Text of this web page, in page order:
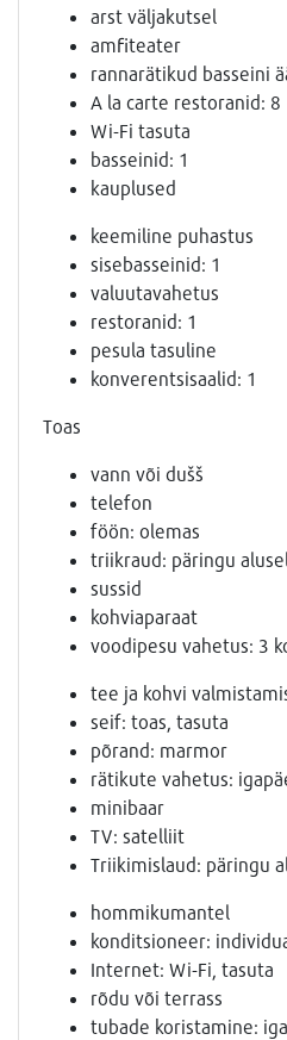
arst väljakutsel
amfiteater
rannarätikud basseini
A la carte restoranid: 8
Wi-Fi tasuta
basseinid: 1
kauplused
keemiline puhastus
sisebasseinid: 1
valuutavahetus
restoranid: 1
pesula tasuline
konverentsisaalid: 1
Toas
vann või dušš
telefon
föön: olemas
triikraud: päringu alusel
sussid
kohviaparaat
voodipesu vahetus: 3
tee ja kohvi
seif: toas, tasuta
põrand: marmor
rätikute vahetus:
minibaar
TV: satelliit
Triikimislaud: päringu
hommikumantel
konditsioneer:
Internet: Wi-Fi, tasuta
rõdu või terrass
tubade koristamine: